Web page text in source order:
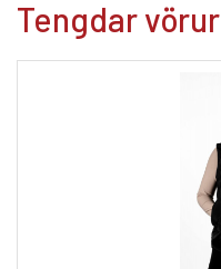
Tengdar vörur